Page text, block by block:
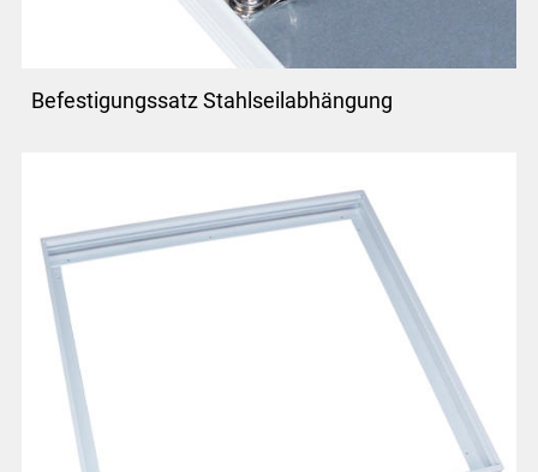
Befestigungssatz Stahlseilabhängung